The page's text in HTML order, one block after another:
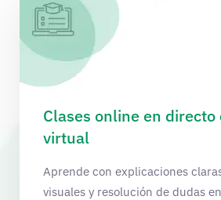
Clases online en
virtual
Aprende con explicaciones
visuales y resolución de dudas